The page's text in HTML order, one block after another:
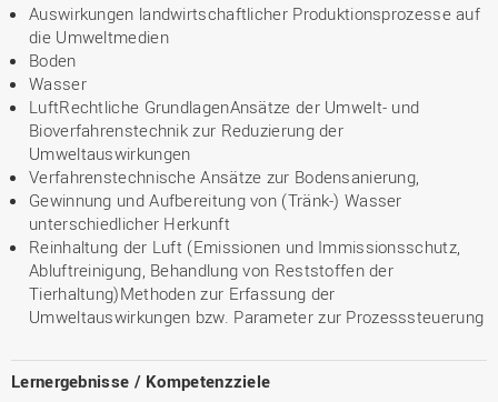
Auswirkungen landwirtschaftlicher Produktionsprozesse auf
die Umweltmedien
Boden
Wasser
LuftRechtliche GrundlagenAnsätze der Umwelt- und
Bioverfahrenstechnik zur Reduzierung der
Umweltauswirkungen
Verfahrenstechnische Ansätze zur Bodensanierung,
Gewinnung und Aufbereitung von (Tränk-) Wasser
unterschiedlicher Herkunft
Reinhaltung der Luft (Emissionen und Immissionsschutz,
Abluftreinigung, Behandlung von Reststoffen der
Tierhaltung)Methoden zur Erfassung der
Umweltauswirkungen bzw. Parameter zur Prozesssteuerung
Lernergebnisse / Kompetenzziele